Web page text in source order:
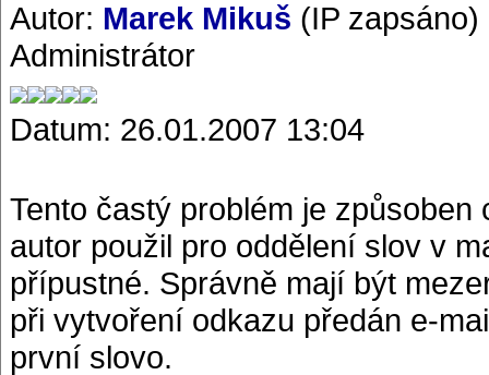
Autor: Marek Mikuš (IP zapsáno)
Administrátor
Datum: 26.01.2007 13:04
Tento častý problém je
autor použil pro oddělení slov v
přípustné. Správně mají být
při vytvoření odkazu předán e-
první slovo.